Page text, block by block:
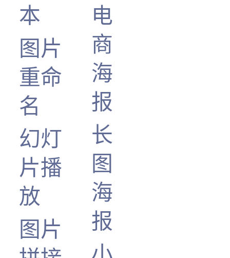
本
图片
重命
名
幻灯
片播
放
图片
电
商
海
报
长
图
海
报